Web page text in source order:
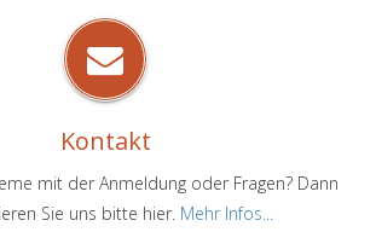
Kontakt
mit der Anmeldung oder Fragen? Dann
Sie uns bitte hier. Mehr Infos...